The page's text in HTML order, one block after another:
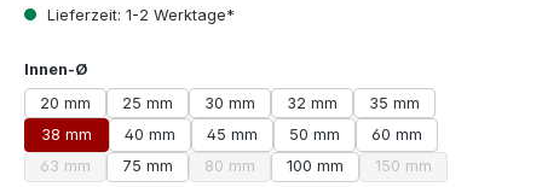
Lieferzeit: 1-2 Werktage*
Innen-Ø
20 mm
25 mm 30 mm 32 mm
35 mm
38 mm
40 mm 45 mm 50 mm
60 mm
63 mm
(Diese Option ist zurzeit nicht verfügbar.)
75 mm 80 mm
(Diese Option ist zurzeit nicht verfügbar.)
100 mm 150 mm
(Diese Option ist